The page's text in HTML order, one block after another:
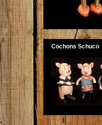
Cochons Schuco